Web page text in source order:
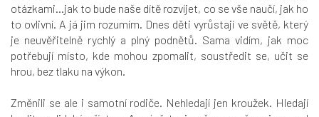
otázkami…jak to bude naše dítě rozvíjet, co se vše naučí, jak ho
to ovlivní. A já jim rozumím. Dnes děti vyrůstají ve světě, který
je neuvěřitelně rychlý a plný podnětů. Sama vidím, jak moc
potřebují místo, kde mohou zpomalit, soustředit se, učit se
hrou, bez tlaku na výkon.
Změnili se ale i samotní rodiče. Nehledají jen kroužek. Hledají